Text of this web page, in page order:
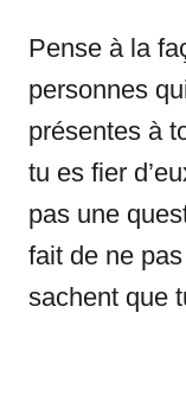
Pense à la
personnes
présentes à
tu es fier
pas une
fait de ne
sachent que